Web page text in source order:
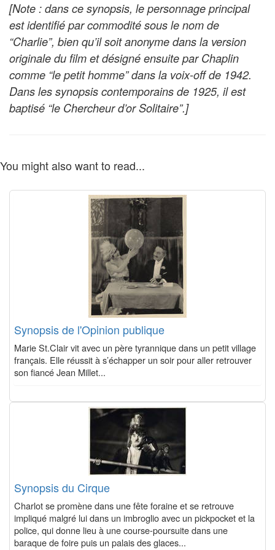
[Note : dans ce synopsis, le personnage principal
est identifié par commodité sous le nom de
“Charlie”, bien qu’il soit anonyme dans la version
originale du film et désigné ensuite par Chaplin
comme “le petit homme” dans la voix-off de 1942.
Dans les synopsis contemporains de 1925, il est
baptisé “le Chercheur d’or Solitaire”.]
You might also want to read...
Synopsis de l'Opinion publique
Marie St.Clair vit avec un père tyrannique dans un petit village
français. Elle réussit à s’échapper un soir pour aller retrouver
son fiancé Jean Millet...
Synopsis du Cirque
Charlot se promène dans une fête foraine et se retrouve
impliqué malgré lui dans un imbroglio avec un pickpocket et la
police, qui donne lieu à une course-poursuite dans une
baraque de foire puis un palais des glaces...